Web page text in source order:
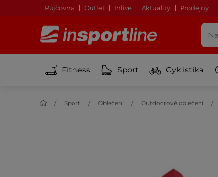
Půjčovna Outlet Inlive Aktuality Prodejny
Fitness Sport Cyklistika
Sport Oblečení Outdoorové oblečení